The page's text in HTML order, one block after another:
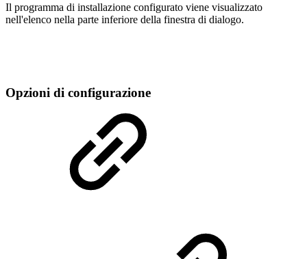
Il programma di installazione configurato viene visualizzato
nell'elenco nella parte inferiore della finestra di dialogo.
Opzioni di configurazione